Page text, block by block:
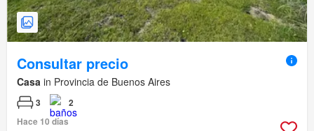
Consultar precio
Casa in Provincia de Buenos Aires
3
2
Hace 10 días